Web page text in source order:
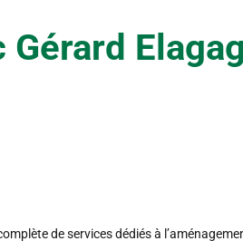
de services dédiés à